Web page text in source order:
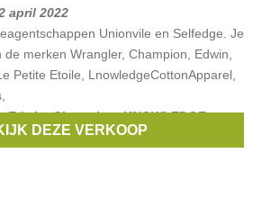
april 2022
Unionvile en Selfedge. Je
merken Wrangler, Champion, Edwin,
Petite Etoile, LnowledgeCottonApparel,
,Edwin,Champion,KNOWLEDGE
Won Hundred , ...
DEZE VERKOOP